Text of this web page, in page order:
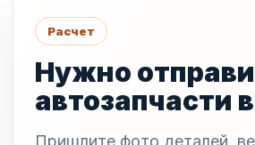
Расчет
Нужно
автозапчасти
Пришлите фото деталей,